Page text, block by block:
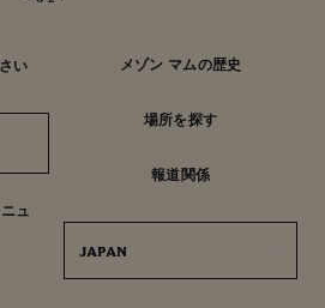
感と非常に豊かな味わいが広が
ランは、シーフード、特に牡蠣
貝とのペアリングが最高です。
い
ュ
メゾン マムの歴史
場所を探す
報道関係
JAPAN